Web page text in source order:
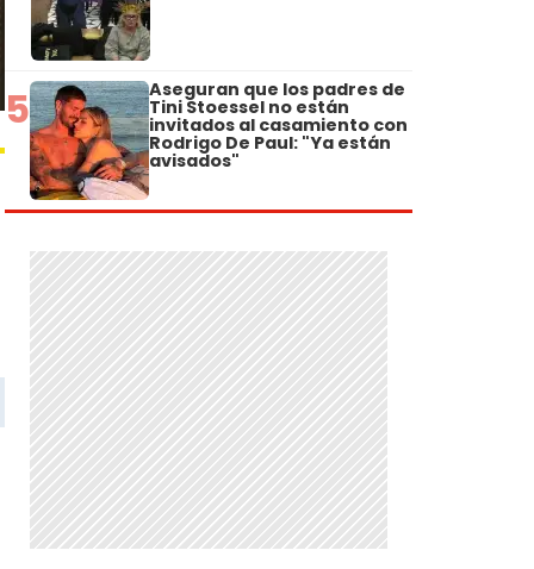
5 Aseguran que los padres de
Tini Stoessel no están
invitados al casamiento con
Rodrigo De Paul: "Ya están
avisados"